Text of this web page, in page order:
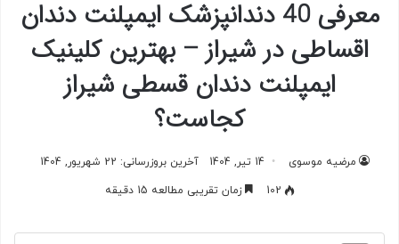
معرفی 40 دندانپزشک ایمپلنت دندان
اقساطی در شیراز – بهترین کلینیک
ایمپلنت دندان قسطی شیراز
کجاست؟
مرضیه موسوی 14 تیر, 1404
آخرین بروزرسانی: 22 شهریور, 1404
102
زمان تقریبی مطالعه 15 دقیقه